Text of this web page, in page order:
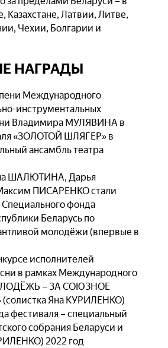
Казахстане, Латвии, Литве,
Чехии, Болгарии и
НАГРАДЫ
Международного
инструментальных
Владимира МУЛЯВИНА в
«ЗОЛОТОЙ ШЛЯГЕР» в
ансамбль театра
ШАЛЮТИНА, Дарья
ПИСАРЕНКО стали
фонда
Беларусь по
молодёжи (впервые в
исполнителей
в рамках Международного
– ЗА СОЮЗНОЕ
Яна КУРИЛЕНКО)
фестиваля – специальный
собрания Беларуси и
2022 год